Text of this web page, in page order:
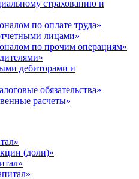
страхованию и
по оплате труда»
лицами»
по прочим операциям»
дебиторами и
обязательства»
расчеты»
(доли)»